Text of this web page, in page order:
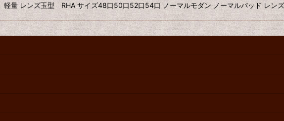
レンズ玉型 RHA サイズ48口50口52口54口 ノーマルモダン ノーマルパッド レン